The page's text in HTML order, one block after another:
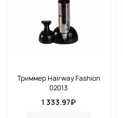
Триммер Hairway Fashion
02013
1 333.97₽